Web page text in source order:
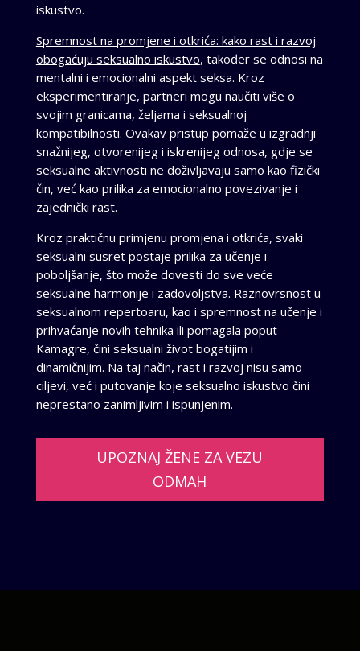
iskustvo.
Spremnost na promjene i otkrića: kako rast i razvoj
obogaćuju seksualno iskustvo, također se odnosi na
mentalni i emocionalni aspekt seksa. Kroz
eksperimentiranje, partneri mogu naučiti više o
svojim granicama, željama i seksualnoj
kompatibilnosti. Ovakav pristup pomaže u izgradnji
snažnijeg, otvorenijeg i iskrenijeg odnosa, gdje se
seksualne aktivnosti ne doživljavaju samo kao fizički
čin, već kao prilika za emocionalno povezivanje i
zajednički rast.
Kroz praktičnu primjenu promjena i otkrića, svaki
seksualni susret postaje prilika za učenje i
poboljšanje, što može dovesti do sve veće
seksualne harmonije i zadovoljstva. Raznovrsnost u
seksualnom repertoaru, kao i spremnost na učenje i
prihvaćanje novih tehnika ili pomagala poput
Kamagre, čini seksualni život bogatijim i
dinamičnijim. Na taj način, rast i razvoj nisu samo
ciljevi, već i putovanje koje seksualno iskustvo čini
neprestano zanimljivim i ispunjenim.
UPOZNAJ ŽENE ZA VEZU
ODMAH